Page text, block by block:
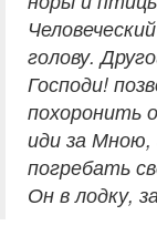
голову.
Господи!
похоронить
иди за
погребать
Он в лодку,